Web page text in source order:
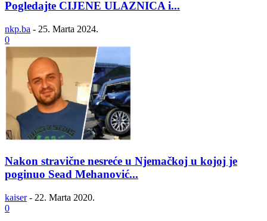
Pogledajte CIJENE ULAZNICA i...
nkp.ba - 25. Marta 2024.
0
Nakon stravične nesreće u Njemačkoj u kojoj je
poginuo Sead Mehanović...
kaiser - 22. Marta 2020.
0